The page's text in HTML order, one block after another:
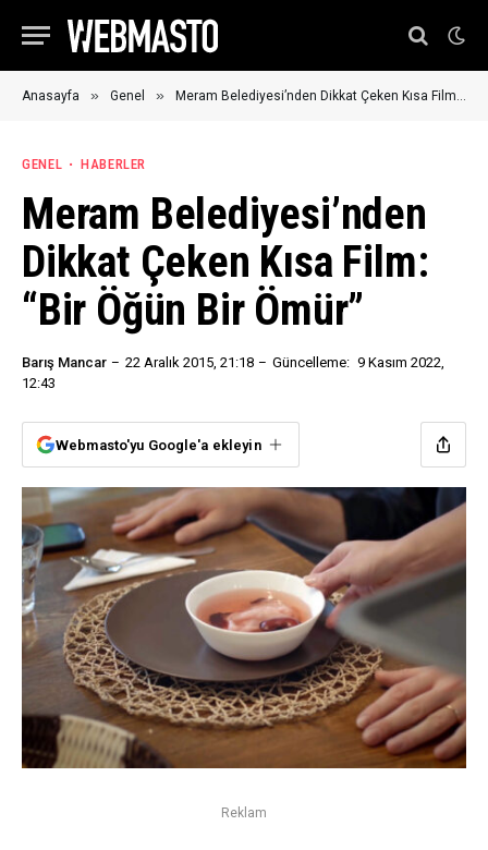
Anasayfa » Genel » Meram Belediyesi’nden Dikkat Çeken Kısa Film: “Bir Öğün Bir Ömür”
GENEL HABERLER
Meram Belediyesi’nden
Dikkat Çeken Kısa Film:
“Bir Öğün Bir Ömür”
Barış Mancar 22 Aralık 2015, 21:18 Güncelleme: 9 Kasım 2022,
12:43
Webmasto'yu Google'a ekleyin
Reklam